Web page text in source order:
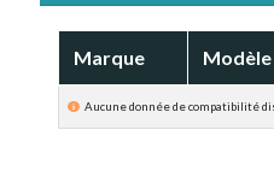
Marque Modèle